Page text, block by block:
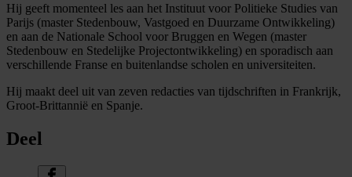
Hij geeft momenteel les aan het Instituut voor Politieke Studies van
Parijs (master Stedenbouw, Vastgoed en Duurzame Ontwikkeling)
en aan de Nationale School voor Bruggen en Wegen (master
Stedenbouw en Stedelijke Projectontwikkeling) en sporadisch aan
verschillende Franse en buitenlandse scholen en universiteiten.
Hij maakt deel uit van zeven redacties van tijdschriften in Frankrijk,
Groot-Brittannië en Spanje.
Deel